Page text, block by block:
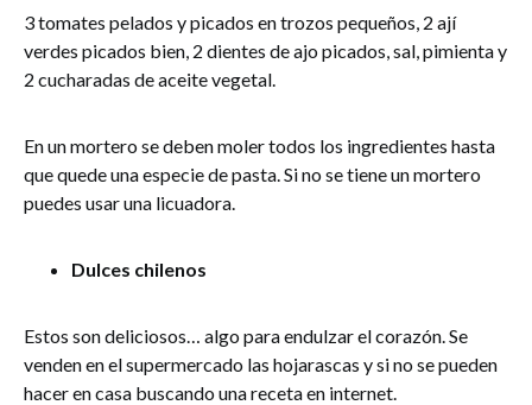
3 tomates pelados y picados en trozos pequeños, 2 ají
verdes picados bien, 2 dientes de ajo picados, sal, pimienta y
2 cucharadas de aceite vegetal.
En un mortero se deben moler todos los ingredientes hasta
que quede una especie de pasta. Si no se tiene un mortero
puedes usar una licuadora.
Dulces chilenos
Estos son deliciosos… algo para endulzar el corazón. Se
venden en el supermercado las hojarascas y si no se pueden
hacer en casa buscando una receta en internet.